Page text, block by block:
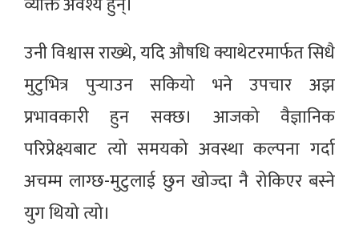
उनी विश्वास राख्थे, यदि औषधि क्याथेटरमार्फत सिधै
मुटुभित्र पुर्‍याउन सकियो भने उपचार अझ
प्रभावकारी हुन सक्छ। आजको वैज्ञानिक
परिप्रेक्ष्यबाट त्यो समयको अवस्था कल्पना गर्दा
अचम्म लाग्छ-मुटुलाई छुन खोज्दा नै रोकिएर बस्ने
युग थियो त्यो।